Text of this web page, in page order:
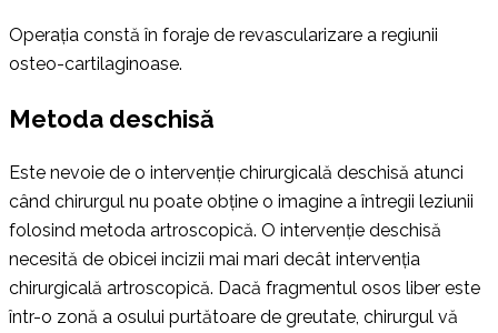
Operația constă în foraje de revascularizare a regiunii
osteo-cartilaginoase.
Metoda deschisă
Este nevoie de o intervenție chirurgicală deschisă atunci
când chirurgul nu poate obține o imagine a întregii leziunii
folosind metoda artroscopică. O intervenție deschisă
necesită de obicei incizii mai mari decât intervenția
chirurgicală artroscopică. Dacă fragmentul osos liber este
într-o zonă a osului purtătoare de greutate, chirurgul vă